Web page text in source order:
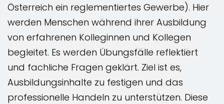
Österreich ein reglementiertes Gewerbe). Hier
werden Menschen während ihrer Ausbildung
von erfahrenen Kolleginnen und Kollegen
begleitet. Es werden Übungsfälle reflektiert
und fachliche Fragen geklärt. Ziel ist es,
Ausbildungsinhalte zu festigen und das
professionelle Handeln zu unterstützen. Diese